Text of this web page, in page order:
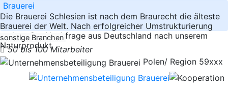
Brauerei
Die Brauerei Schlesien ist nach dem Braurecht die älteste
Brauerei der Welt. Nach erfolgreicher Umstrukturierung
und großer Nachfrage aus Deutschland nach unserem
Naturprodukt
sonstige Branchen
50 bis 100 Mitarbeiter
Polen/ Region 59xxx